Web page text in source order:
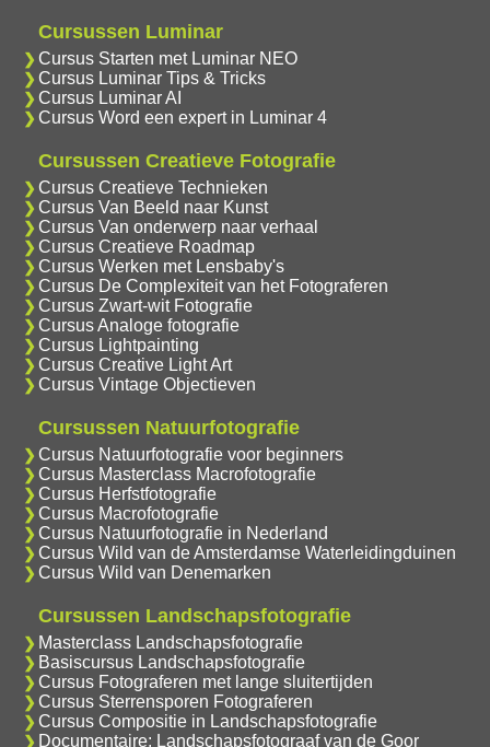
Cursussen Luminar
Cursus Starten met Luminar NEO
Cursus Luminar Tips & Tricks
Cursus Luminar AI
Cursus Word een expert in Luminar 4
Cursussen Creatieve Fotografie
Cursus Creatieve Technieken
Cursus Van Beeld naar Kunst
Cursus Van onderwerp naar verhaal
Cursus Creatieve Roadmap
Cursus Werken met Lensbaby's
Cursus De Complexiteit van het Fotograferen
Cursus Zwart-wit Fotografie
Cursus Analoge fotografie
Cursus Lightpainting
Cursus Creative Light Art
Cursus Vintage Objectieven
Cursussen Natuurfotografie
Cursus Natuurfotografie voor beginners
Cursus Masterclass Macrofotografie
Cursus Herfstfotografie
Cursus Macrofotografie
Cursus Natuurfotografie in Nederland
Cursus Wild van de Amsterdamse Waterleidingduinen
Cursus Wild van Denemarken
Cursussen Landschapsfotografie
Masterclass Landschapsfotografie
Basiscursus Landschapsfotografie
Cursus Fotograferen met lange sluitertijden
Cursus Sterrensporen Fotograferen
Cursus Compositie in Landschapsfotografie
Documentaire: Landschapsfotograaf van de Goor